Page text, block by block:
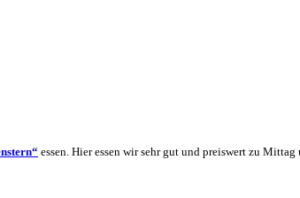
essen. Hier essen wir sehr gut und preiswert zu